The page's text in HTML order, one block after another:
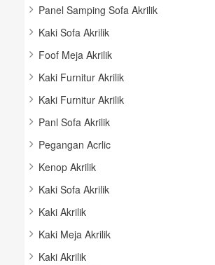
Panel Samping Sofa Akrilik
Kaki Sofa Akrilik
Foof Meja Akrilik
Kaki Furnitur Akrilik
Kaki Furnitur Akrilik
Panl Sofa Akrilik
Pegangan Acrlic
Kenop Akrilik
Kaki Sofa Akrilik
Kaki Akrilik
Kaki Meja Akrilik
Kaki Akrilik